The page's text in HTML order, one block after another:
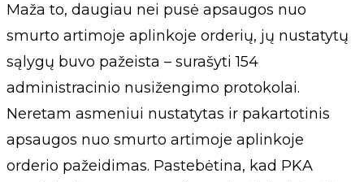
Maža to, daugiau nei pusė apsaugos nuo
smurto artimoje aplinkoje orderių, jų nustatytų
sąlygų buvo pažeista – surašyti 154
administracinio nusižengimo protokolai.
Neretam asmeniui nustatytas ir pakartotinis
apsaugos nuo smurto artimoje aplinkoje
orderio pažeidimas. Pastebėtina, kad PKA